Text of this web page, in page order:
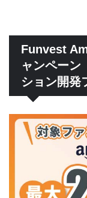
Funvest
ャンペーン
ション開発